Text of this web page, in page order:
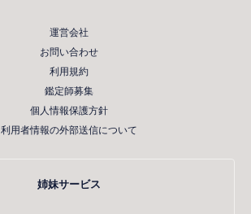
運営会社
お問い合わせ
利用規約
鑑定師募集
個人情報保護方針
利用者情報の外部送信について
姉妹サービス